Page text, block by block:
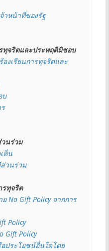
าหน้าที่ของรัฐ
ทุจริตและประพฤติมิชอบ
งเรียนการทุจริตและ
บ
วนร่วม
ห็น
ส่วนร่วม
รทุจริต
No Gift Policy จากการ
Policy
Gift Policy
ประโยชน์อื่นใดโดย